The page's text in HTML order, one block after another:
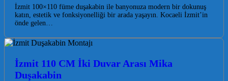
İzmit 100×110 füme duşakabin ile banyonuza modern bir dokunuş
katın, estetik ve fonksiyonelliği bir arada yaşayın. Kocaeli İzmit’in
önde gelen…
İzmit 110 CM İki Duvar Arası Mika
Duşakabin